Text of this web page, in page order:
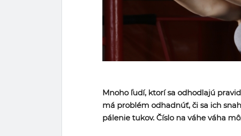
Mnoho ľudí, ktorí sa odhodlajú
má problém odhadnúť, či sa ich
pálenie tukov. Číslo na váhe váha